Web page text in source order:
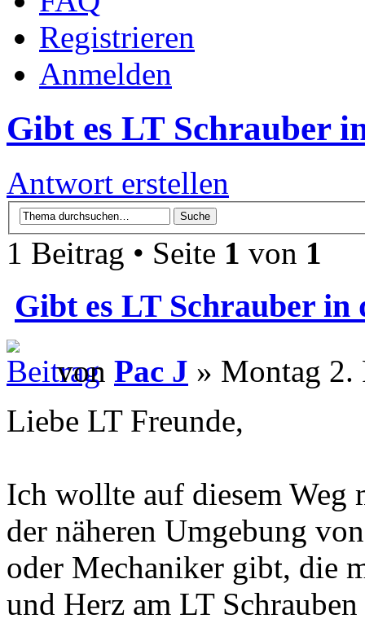
Registrieren
Anmelden
Gibt es LT Schrauber
Antwort erstellen
1 Beitrag • Seite 1 von 1
Gibt es LT Schrauber in
von Pac J » Montag 2.
Liebe LT Freunde,
Ich wollte auf diesem Weg
der näheren Umgebung
oder Mechaniker gibt, die
und Herz am LT Schrauben